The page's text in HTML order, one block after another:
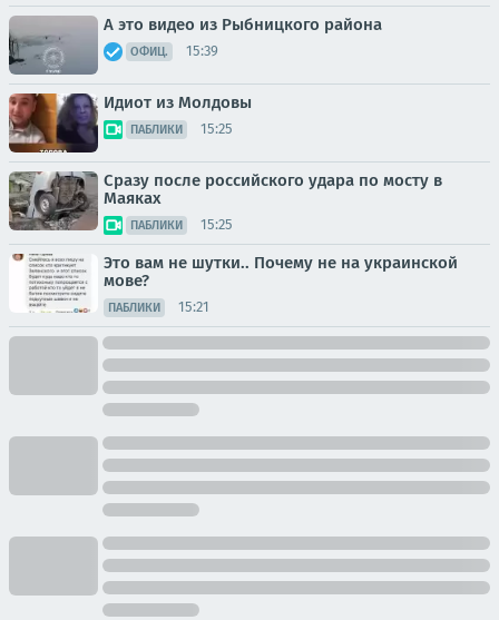
А это видео из Рыбницкого района
ОФИЦ. 15:39
Идиот из Молдовы
ПАБЛИКИ 15:25
Сразу после российского удара по мосту в
Маяках
ПАБЛИКИ 15:25
Это вам не шутки.. Почему не на украинской
мове?
ПАБЛИКИ 15:21